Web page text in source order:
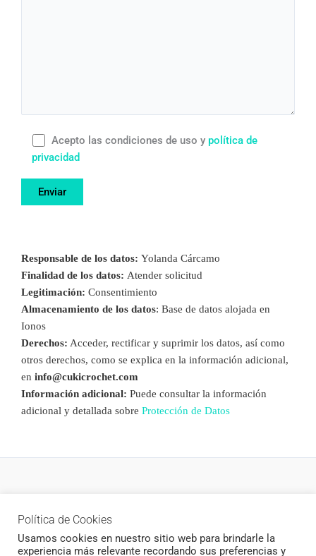
Acepto las condiciones de uso y política de
privacidad
Responsable de los datos: Yolanda Cárcamo
Finalidad de los datos: Atender solicitud
Legitimación: Consentimiento
Almacenamiento de los datos: Base de datos alojada en
Ionos
Derechos: Acceder, rectificar y suprimir los datos, así como
otros derechos, como se explica en la información adicional,
en info@cukicrochet.com
Información adicional: Puede consultar la información
adicional y detallada sobre Protección de Datos
Política de Cookies
Usamos cookies en nuestro sitio web para brindarle la
experiencia más relevante recordando sus preferencias y